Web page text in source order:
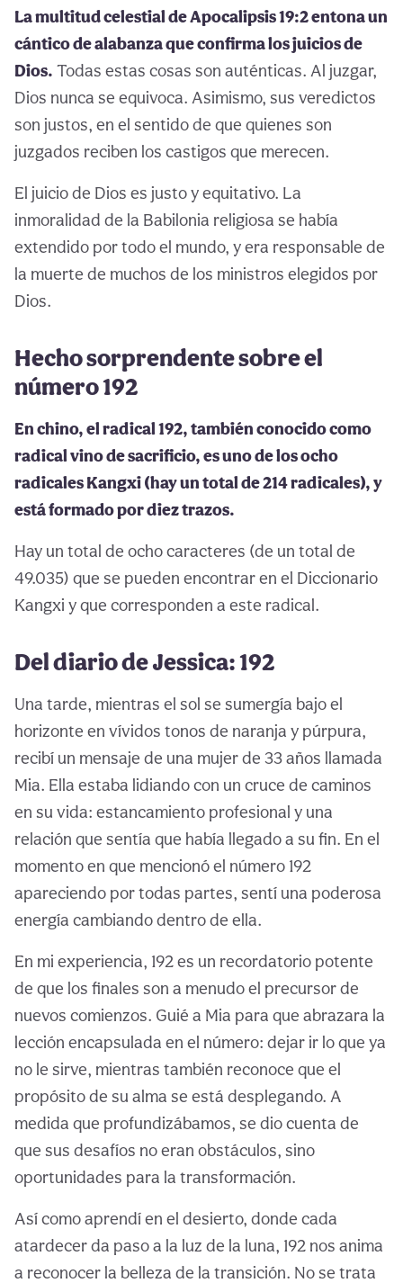
La multitud celestial de Apocalipsis 19:2 entona un
cántico de alabanza que confirma los juicios de
Dios. Todas estas cosas son auténticas. Al juzgar,
Dios nunca se equivoca. Asimismo, sus veredictos
son justos, en el sentido de que quienes son
juzgados reciben los castigos que merecen.
El juicio de Dios es justo y equitativo. La
inmoralidad de la Babilonia religiosa se había
extendido por todo el mundo, y era responsable de
la muerte de muchos de los ministros elegidos por
Dios.
Hecho sorprendente sobre el
número 192
En chino, el radical 192, también conocido como
radical vino de sacrificio, es uno de los ocho
radicales Kangxi (hay un total de 214 radicales), y
está formado por diez trazos.
Hay un total de ocho caracteres (de un total de
49.035) que se pueden encontrar en el Diccionario
Kangxi y que corresponden a este radical.
Del diario de Jessica: 192
Una tarde, mientras el sol se sumergía bajo el
horizonte en vívidos tonos de naranja y púrpura,
recibí un mensaje de una mujer de 33 años llamada
Mia. Ella estaba lidiando con un cruce de caminos
en su vida: estancamiento profesional y una
relación que sentía que había llegado a su fin. En el
momento en que mencionó el número 192
apareciendo por todas partes, sentí una poderosa
energía cambiando dentro de ella.
En mi experiencia, 192 es un recordatorio potente
de que los finales son a menudo el precursor de
nuevos comienzos. Guié a Mia para que abrazara la
lección encapsulada en el número: dejar ir lo que ya
no le sirve, mientras también reconoce que el
propósito de su alma se está desplegando. A
medida que profundizábamos, se dio cuenta de
que sus desafíos no eran obstáculos, sino
oportunidades para la transformación.
Así como aprendí en el desierto, donde cada
atardecer da paso a la luz de la luna, 192 nos anima
a reconocer la belleza de la transición. No se trata